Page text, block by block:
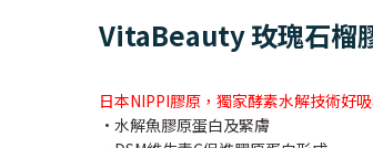
VitaBeauty 玫瑰石榴
日本NIPPI膠原，獨家酵素水解技術好
•水解魚膠原蛋白及緊膚